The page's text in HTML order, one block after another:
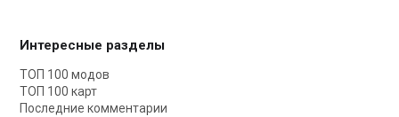
Интересные разделы
ТОП 100 модов
ТОП 100 карт
Последние комментарии